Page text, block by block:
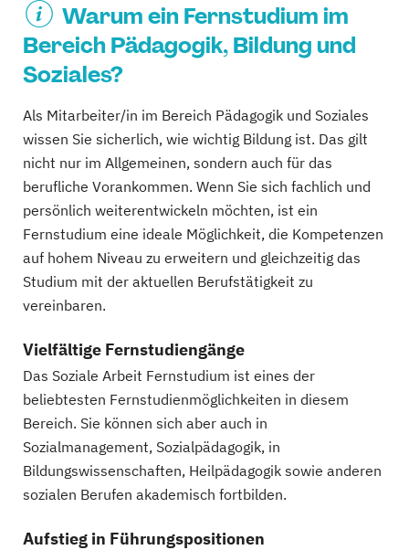
Warum ein Fernstudium im
Bereich Pädagogik, Bildung und
Soziales?
Als Mitarbeiter/in im Bereich Pädagogik und Soziales
wissen Sie sicherlich, wie wichtig Bildung ist. Das gilt
nicht nur im Allgemeinen, sondern auch für das
berufliche Vorankommen. Wenn Sie sich fachlich und
persönlich weiterentwickeln möchten, ist ein
Fernstudium eine ideale Möglichkeit, die Kompetenzen
auf hohem Niveau zu erweitern und gleichzeitig das
Studium mit der aktuellen Berufstätigkeit zu
vereinbaren.
Vielfältige Fernstudiengänge
Das Soziale Arbeit Fernstudium ist eines der
beliebtesten Fernstudienmöglichkeiten in diesem
Bereich. Sie können sich aber auch in
Sozialmanagement, Sozialpädagogik, in
Bildungswissenschaften, Heilpädagogik sowie anderen
sozialen Berufen akademisch fortbilden.
Aufstieg in Führungspositionen